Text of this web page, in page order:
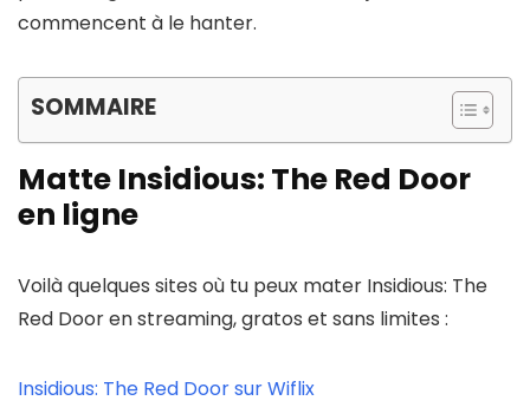
commencent à le hanter.
SOMMAIRE
Matte Insidious: The Red Door
en ligne
Voilà quelques sites où tu peux mater Insidious: The
Red Door en streaming, gratos et sans limites :
Insidious: The Red Door sur Wiflix